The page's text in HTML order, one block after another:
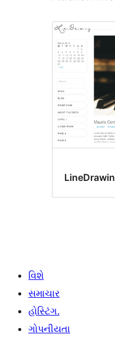
વિશે
સમાચાર
હોસ્ટિંગ.
ગોપનીયતા